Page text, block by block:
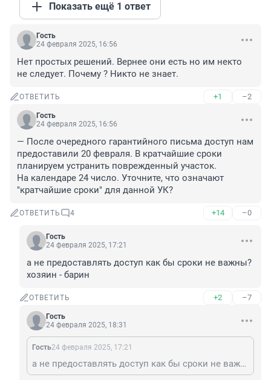
Показать ещё 1 ответ
Гость
24 февраля 2025, 16:56
Нет простых решений. Вернее они есть но им некто
не следует. Почему ? Никто не знает.
ОТВЕТИТЬ +1 –2
Гость
24 февраля 2025, 16:56
— После очередного гарантийного письма доступ нам
предоставили 20 февраля. В кратчайшие сроки
планируем устранить поврежденный участок.
На календаре 24 число. Уточните, что означают
"кратчайшие сроки" для данной УК?
ОТВЕТИТЬ 4 +14 –0
Гость
24 февраля 2025, 17:21
а не предоставлять доступ как бы сроки не важны?
хозяин - барин
ОТВЕТИТЬ +2 –7
Гость
24 февраля 2025, 18:31
Гость24 февраля 2025, 17:21
а не предоставлять доступ как бы сроки не важны? хозяин - барин